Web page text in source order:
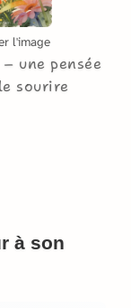
l'image
une pensée
sourire
à son